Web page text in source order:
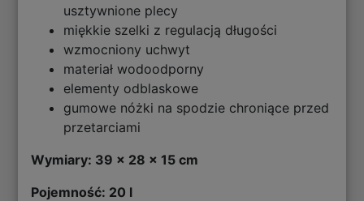
usztywnione plecy
miękkie szelki z regulacją długości
wzmocniony uchwyt
materiał wodoodporny
elementy odblaskowe
gumowe nóżki na spodzie chroniące przed
przetarciami
Wymiary: 39 x 28 x 15 cm
Pojemność: 20 l